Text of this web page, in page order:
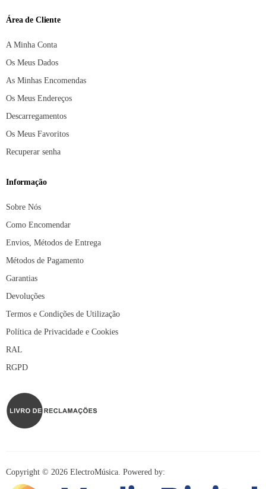
Área de Cliente
A Minha Conta
Os Meus Dados
As Minhas Encomendas
Os Meus Endereços
Descarregamentos
Os Meus Favoritos
Recuperar senha
Informação
Sobre Nós
Como Encomendar
Envios, Métodos de Entrega
Métodos de Pagamento
Garantias
Devoluções
Termos e Condições de Utilização
Política de Privacidade e Cookies
RAL
RGPD
Copyright © 2026 ElectroMúsica. Powered by: